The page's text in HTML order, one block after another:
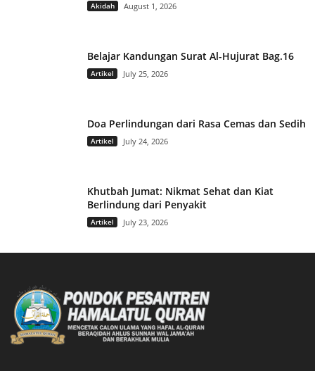
Akidah August 1, 2026
Belajar Kandungan Surat Al-Hujurat Bag.16
Artikel July 25, 2026
Doa Perlindungan dari Rasa Cemas dan Sedih
Artikel July 24, 2026
Khutbah Jumat: Nikmat Sehat dan Kiat
Berlindung dari Penyakit
Artikel July 23, 2026